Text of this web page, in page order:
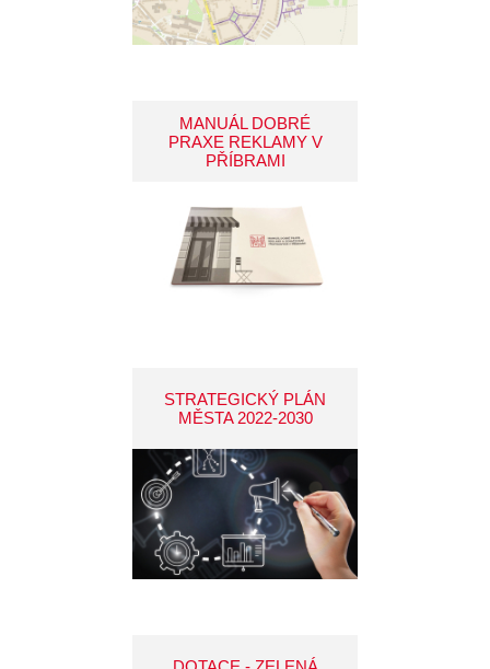
MANUÁL DOBRÉ
PRAXE REKLAMY V
PŘÍBRAMI
STRATEGICKÝ PLÁN
MĚSTA 2022-2030